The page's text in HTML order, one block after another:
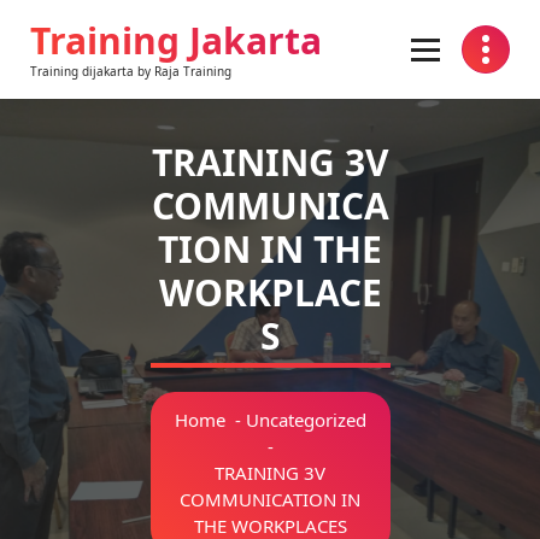
contentTraining Jakarta
Training dijakarta by Raja Training
TRAINING 3V
COMMUNICA
TION IN THE
WORKPLACE
S
Home- Uncategorized
-
TRAINING 3V
COMMUNICATION IN
THE WORKPLACES